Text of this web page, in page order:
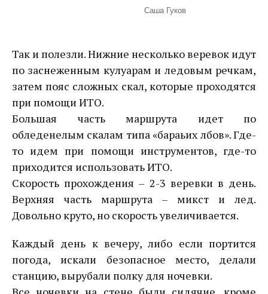
Саша Гуков
Так и полезли. Нижние несколько веревок идут
по заснеженным кулуарам и ледовым речкам,
затем пояс сложных скал, которые проходятся
при помощи ИТО.
Большая часть маршрута идет по
обледенелым скалам типа «бараьих лбов». Где-
то идем при помощи инструментов, где-то
приходится использовать ИТО.
Скорость прохождения – 2-3 веревки в день.
Верхняя часть маршрута – микст и лед.
Довольно круто, но скорость увеличивается.
Каждый день к вечеру, либо если портится
погода, искали безопасное место, делали
станцию, вырубали полку для ночевки.